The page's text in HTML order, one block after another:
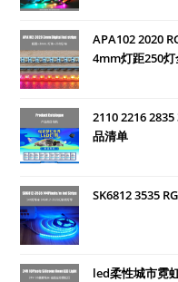
APA102 2020
4mm灯距250
2110 2216
品清单
SK6812 3535
led柔性城市霓